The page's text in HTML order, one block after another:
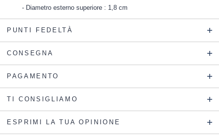
Diametro esterno superiore : 1,8 cm
PUNTI FEDELTÀ
CONSEGNA
PAGAMENTO
TI CONSIGLIAMO
ESPRIMI LA TUA OPINIONE